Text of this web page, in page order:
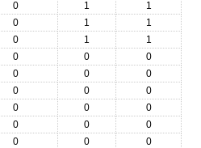
0 1
1
0 1
1
0 1
1
0 0
0
0 0
0
0 0
0
0 0
0
0 0
0
0 0
0